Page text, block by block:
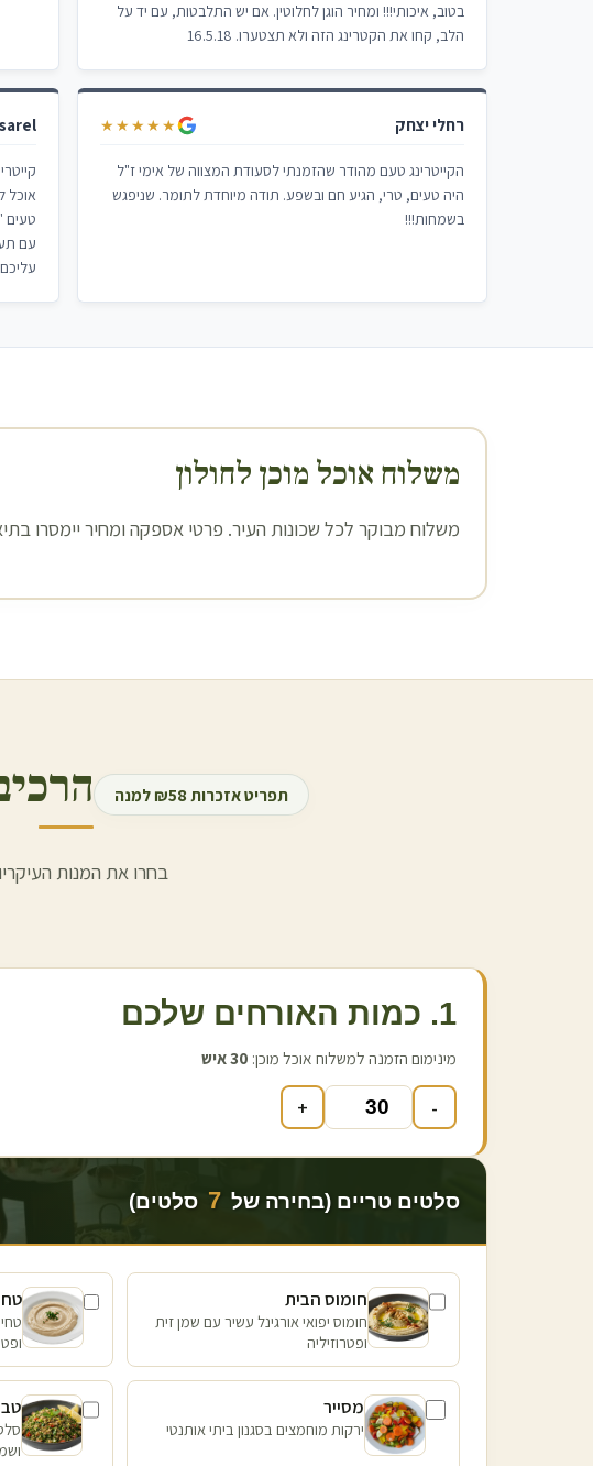
בטוב, איכותי!!! ומחיר הוגן לחלוטין. אם יש התלבטות, עם יד על
הלב, קחו את הקטרינג הזה ולא תצטערו. 16.5.18
רחלי יצחק ★★★★★
הקייטרינג טעם מהודר שהזמנתי לסעודת המצווה של אימי ז"ל
היה טעים, טרי, הגיע חם ובשפע. תודה מיוחדת לתומר. שניפגש
בשמחות!!!
אוכל
טעים
עם
עליכם. 28.6.2018
משלוח אוכל מוכן לחולון
משלוח מבוקר לכל שכונות העיר. פרטי אספקה ומחיר יימסרו
תפריט אזכרות ₪58 למנה
בחרו את המנות
1. כמות האורחים שלכם
מינימום הזמנה למשלוח אוכל מוכן: 30איש
-
+
סלטים טריים (בחירה של 7 סלטים)
חומוס הבית
חומוס יפואי אורגינל עשיר עם שמן זית
ופטרוזיליה
מסייר
ירקות מוחמצים בסגנון ביתי אותנטי